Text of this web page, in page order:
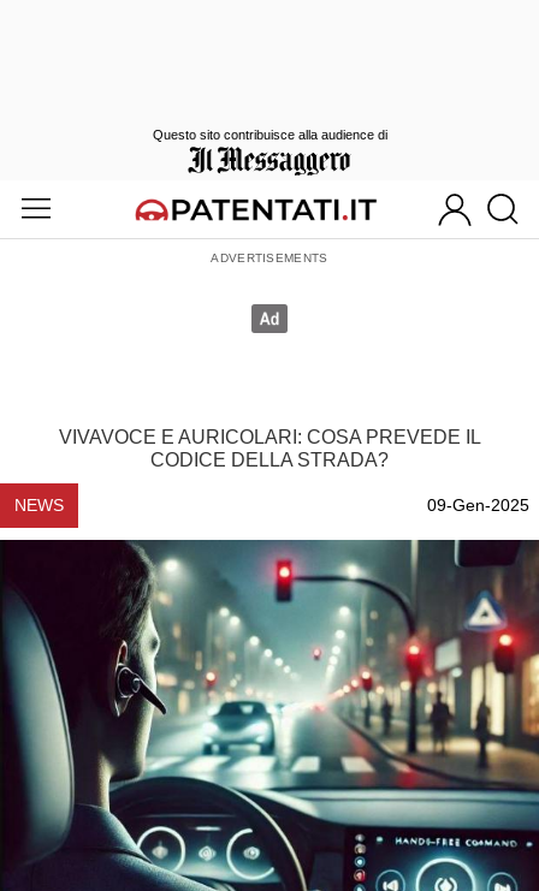
VIVAVOCE E AURICOLARI: COSA PREVEDE IL
CODICE DELLA STRADA?
NEWS 09-Gen-2025
Questo sito contribuisce alla audience di